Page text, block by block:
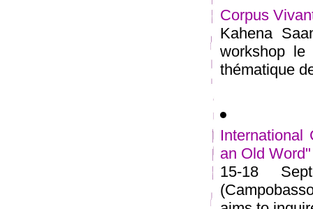
Corpus
Kahena
workshop le
thématique
International
an Old Word"
15-18